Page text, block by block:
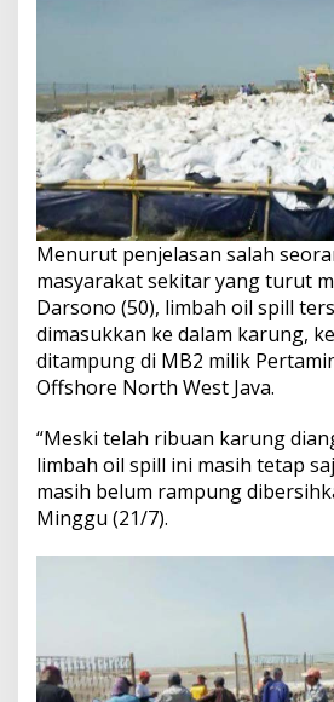
Menurut penjelasan salah
masyarakat sekitar yang turut
Darsono (50), limbah oil spill
dimasukkan ke dalam karung,
ditampung di MB2 milik
Offshore North West Java.
“Meski telah ribuan karung
limbah oil spill ini masih tetap
masih belum rampung
Minggu (21/7).